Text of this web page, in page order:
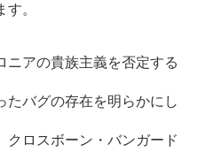
。
アの貴族主義を否定する
バグの存在を明らかにし
クロスボーン・バンガード